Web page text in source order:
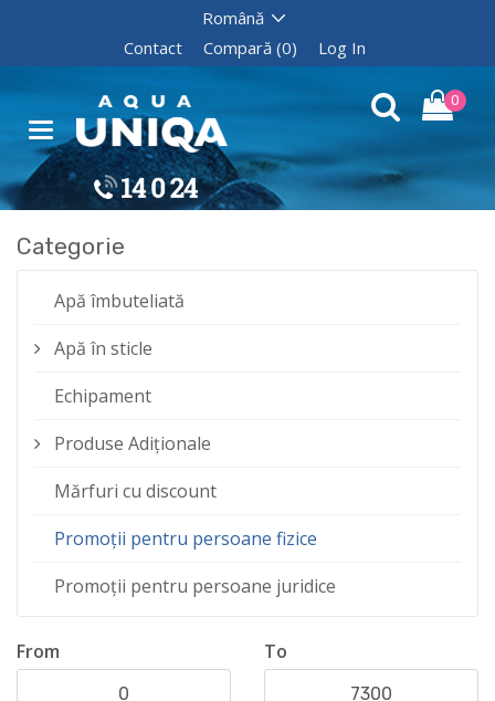
Contact Compară (0) Log In
0
Categorie
Apă îmbuteliată
Apă în sticle
Echipament
Produse Adiționale
Mărfuri cu discount
Promoții pentru persoane fizice
Promoții pentru persoane juridice
From To